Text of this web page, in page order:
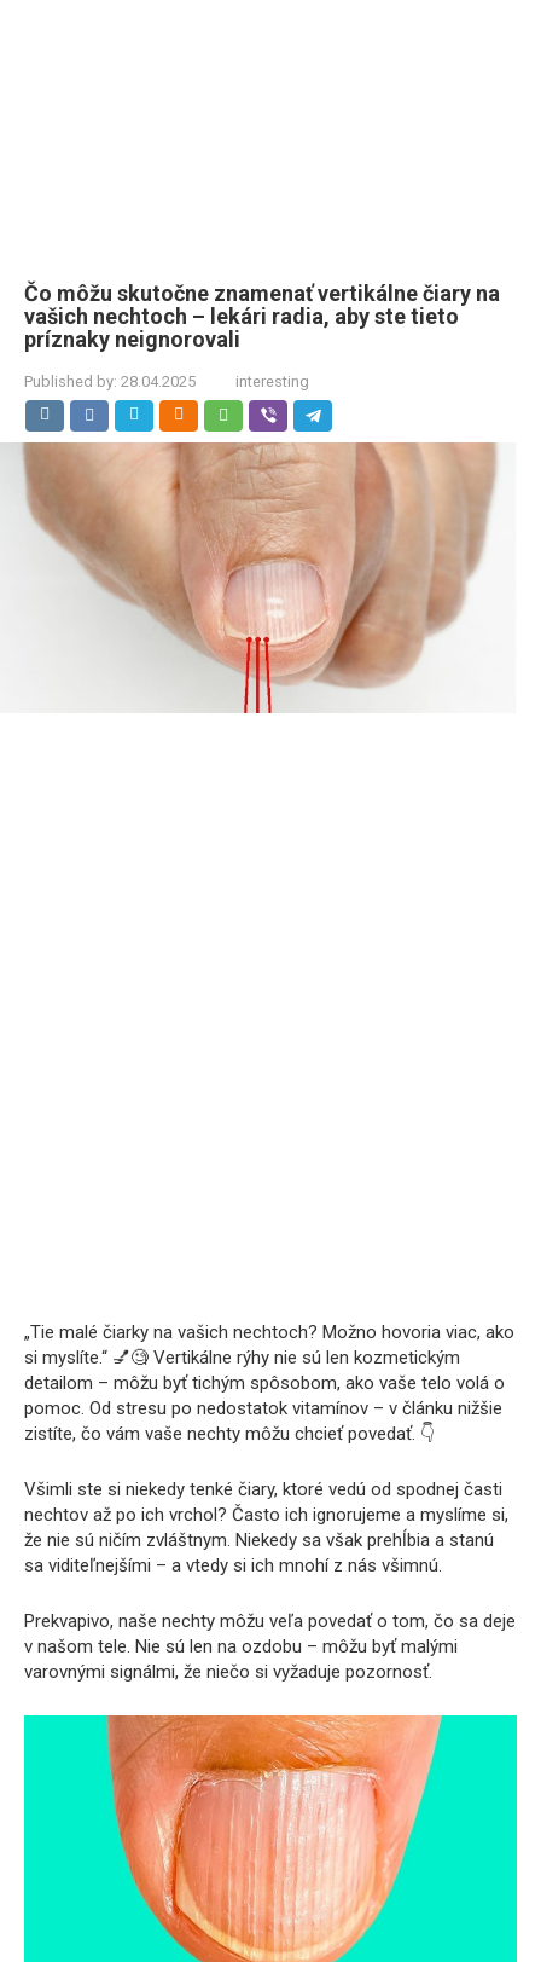
Čo môžu skutočne znamenať vertikálne čiary na
vašich nechtoch – lekári radia, aby ste tieto
príznaky neignorovali
Published by: 28.04.2025 interesting
„Tie malé čiarky na vašich nechtoch? Možno hovoria viac, ako
si myslíte.“ 💅🧐 Vertikálne rýhy nie sú len kozmetickým
detailom – môžu byť tichým spôsobom, ako vaše telo volá o
pomoc. Od stresu po nedostatok vitamínov – v článku nižšie
zistíte, čo vám vaše nechty môžu chcieť povedať. 👇
Všimli ste si niekedy tenké čiary, ktoré vedú od spodnej časti
nechtov až po ich vrchol? Často ich ignorujeme a myslíme si,
že nie sú ničím zvláštnym. Niekedy sa však prehĺbia a stanú
sa viditeľnejšími – a vtedy si ich mnohí z nás všimnú.
Prekvapivo, naše nechty môžu veľa povedať o tom, čo sa deje
v našom tele. Nie sú len na ozdobu – môžu byť malými
varovnými signálmi, že niečo si vyžaduje pozornosť.